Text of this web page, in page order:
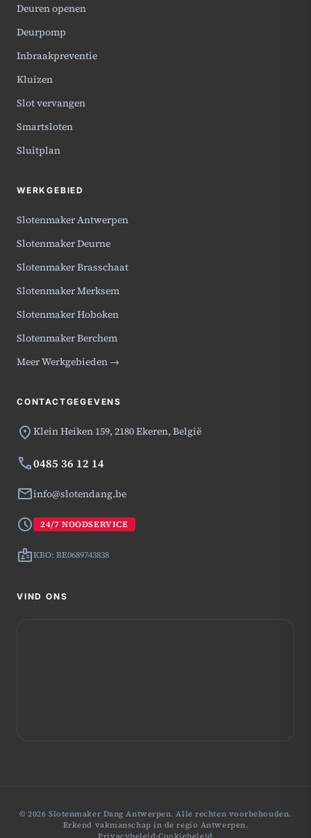
Deuren openen
Deurpomp
Inbraakpreventie
Kluizen
Slot vervangen
Smartsloten
Sluitplan
WERKGEBIED
Slotenmaker Antwerpen
Slotenmaker Deurne
Slotenmaker Brasschaat
Slotenmaker Merksem
Slotenmaker Hoboken
Slotenmaker Berchem
Meer Werkgebieden →
CONTACTGEGEVENS
location_on Klein Heiken 159, 2180 Ekeren, België
phone0485 36 12 14
mailinfo@slotendang.be
schedule 24/7 NOODSERVICE
badgeKBO: BE0689743838
VIND ONS
© 2026 Slotenmaker Dang Antwerpen. Alle rechten voorbehouden.
Erkend vakmanschap in de regio Antwerpen.